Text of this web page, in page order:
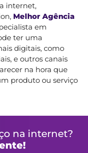
internet,
Melhor Agência
em
ter uma
digitais, como
e outros canais
na hora que
produto ou serviço
na internet?